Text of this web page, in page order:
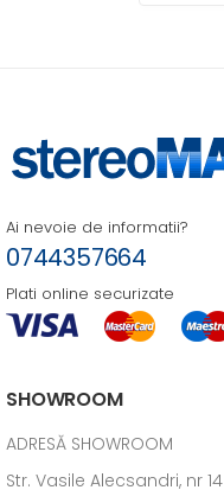
Ai nevoie de informatii?
0744357664
Plati online securizate
SHOWROOM
ADRESĂ SHOWROOM
Str. Vasile Alecsandri, nr 14